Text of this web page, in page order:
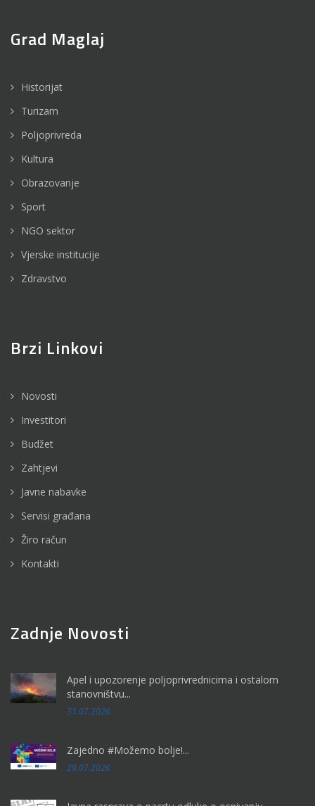
Grad Maglaj
Historijat
Turizam
Poljoprivreda
Kultura
Obrazovanje
Sport
NGO sektor
Vjerske institucije
Zdravstvo
Brzi Linkovi
Novosti
Investitori
Budžet
Zahtjevi
Javne nabavke
Servisi građana
Žiro račun
Kontakti
Zadnje Novosti
Apel i upozorenje poljoprivrednicima i ostalom
stanovništvu...
31.07.2026
Zajedno #Možemo bolje!...
29.07.2026